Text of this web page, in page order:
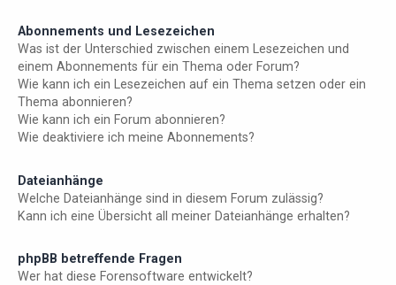
Abonnements und Lesezeichen
Was ist der Unterschied zwischen einem Lesezeichen und
einem Abonnements für ein Thema oder Forum?
Wie kann ich ein Lesezeichen auf ein Thema setzen oder ein
Thema abonnieren?
Wie kann ich ein Forum abonnieren?
Wie deaktiviere ich meine Abonnements?
Dateianhänge
Welche Dateianhänge sind in diesem Forum zulässig?
Kann ich eine Übersicht all meiner Dateianhänge erhalten?
phpBB betreffende Fragen
Wer hat diese Forensoftware entwickelt?